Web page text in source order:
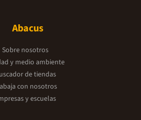
Abacus
Sobre nosotros
y medio ambiente
de tiendas
con nosotros
y escuelas